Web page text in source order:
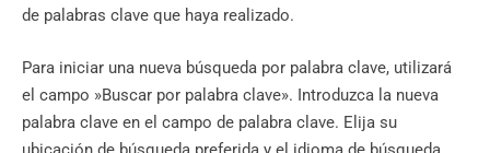
de palabras clave que haya realizado.
Para iniciar una nueva búsqueda por palabra clave, utilizará
el campo »Buscar por palabra clave». Introduzca la nueva
palabra clave en el campo de palabra clave. Elija su